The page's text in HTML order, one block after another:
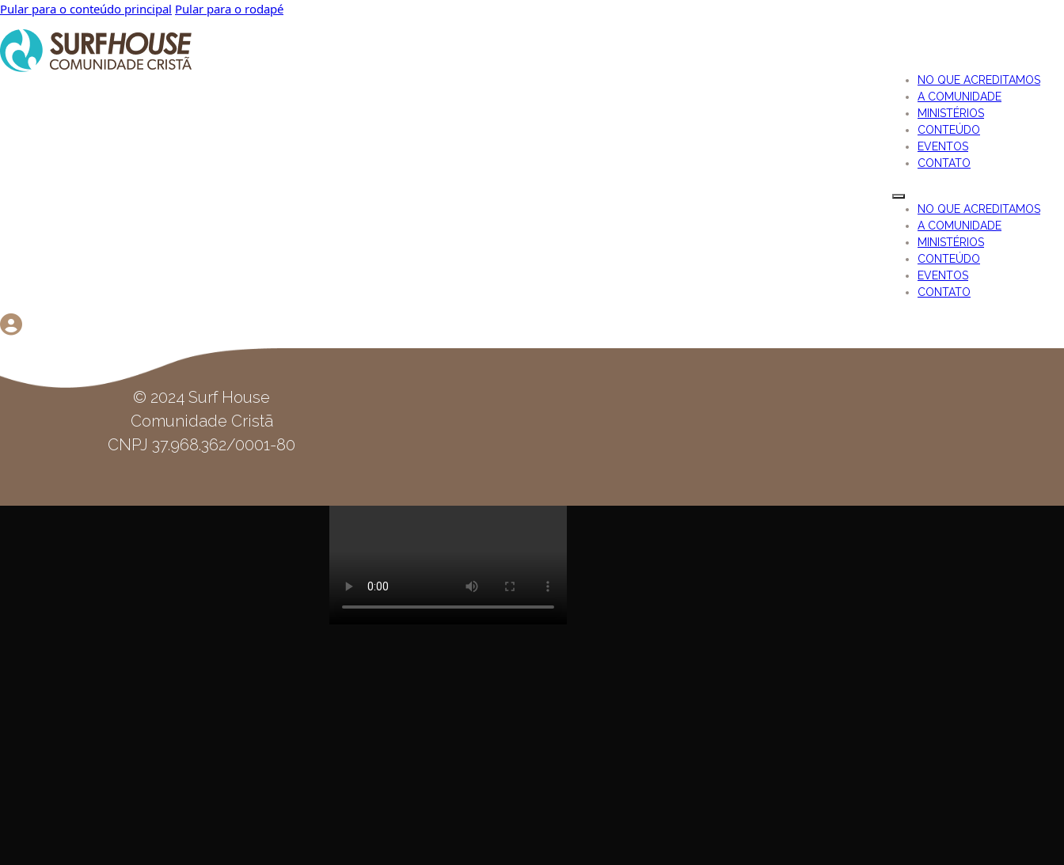
Pular para o conteúdo principal Pular para o rodapé
NO QUE ACREDITAMOS
A COMUNIDADE
MINISTÉRIOS
CONTEÚDO
EVENTOS
CONTATO
NO QUE ACREDITAMOS
A COMUNIDADE
MINISTÉRIOS
CONTEÚDO
EVENTOS
CONTATO
© 2024 Surf House
Comunidade Cristã
CNPJ 37.968.362/0001-80